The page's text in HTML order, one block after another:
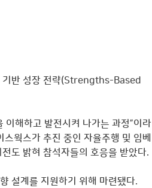
기반 성장 전략(Strengths-Based
이해하고 발전시켜 나가는 과정”이라
웍스가 추진 중인 자율주행 및 임베
도 밝혀 참석자들의 호응을 받았다.
설계를 지원하기 위해 마련됐다.